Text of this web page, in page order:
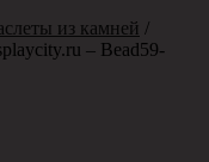
из камней /
– Bead59-